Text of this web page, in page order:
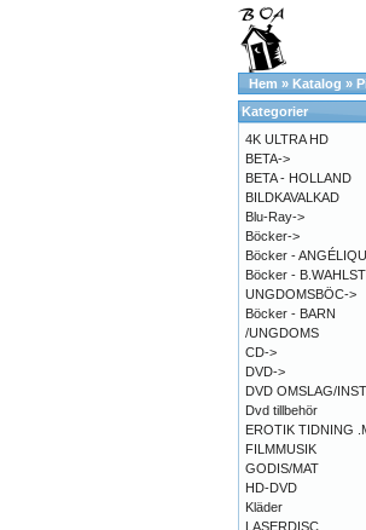
Hem » Katalog »
Kategorier
4K ULTRA HD
BETA->
BETA - HOLLAND
BILDKAVALKAD
Blu-Ray->
Böcker->
Böcker -
Böcker -
UNGDOMSBÖC->
Böcker - BARN
/UNGDOMS
CD->
DVD->
DVD OMSLAG/
Dvd tillbehör
EROTIK TIDNING
FILMMUSIK
GODIS/MAT
HD-DVD
Kläder
LASERDISC